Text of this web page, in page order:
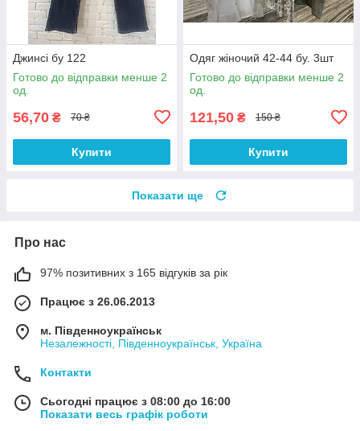
Джинсі бу 122
Готово до відправки менше 2
од.
56,70 ₴ 70 ₴
Купити
Одяг жіночий 42-44 бу. 3шт
Готово до відправки менше 2
од.
121,50 ₴ 150 ₴
Купити
Показати ще
Про нас
97% позитивних з 165 відгуків за рік
Працює з 26.06.2013
м. Південноукраїнськ
Незалежності, Південноукраїнськ, Україна
Контакти
Сьогодні працює з 08:00 до 16:00
Показати весь графік роботи